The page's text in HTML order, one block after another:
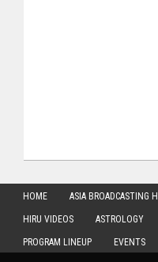
HOME ASIA BROADCASTING
HIRU VIDEOS ASTROLOGY
PROGRAM LINEUP EVENTS